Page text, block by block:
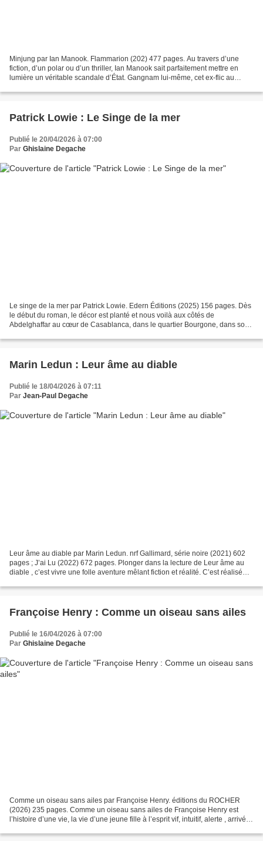
Minjung par Ian Manook. Flammarion (202) 477 pages. Au travers d’une
fiction, d’un polar ou d’un thriller, Ian Manook sait parfaitement mettre en
lumière un véritable scandale d’État. Gangnam lui-même, cet ex-flic au
Patrick Lowie : Le Singe de la mer
Publié le 20/04/2026 à 07:00
Par Ghislaine Degache
Le singe de la mer par Patrick Lowie. Edern Éditions (2025) 156 pages. Dès
le début du roman, le décor est planté et nous voilà aux côtés de
Abdelghaffar au cœur de Casablanca, dans le quartier Bourgone, dans son
Marin Ledun : Leur âme au diable
Publié le 18/04/2026 à 07:11
Par Jean-Paul Degache
Leur âme au diable par Marin Ledun. nrf Gallimard, série noire (2021) 602
pages ; J’ai Lu (2022) 672 pages. Plonger dans la lecture de Leur âme au
diable , c’est vivre une folle aventure mêlant fiction et réalité. C’est réalisé
Françoise Henry : Comme un oiseau sans ailes
Publié le 16/04/2026 à 07:00
Par Ghislaine Degache
Comme un oiseau sans ailes par Françoise Henry. éditions du ROCHER
(2026) 235 pages. Comme un oiseau sans ailes de Françoise Henry est
l’histoire d’une vie, la vie d’une jeune fille à l’esprit vif, intuitif, alerte , arrivée,